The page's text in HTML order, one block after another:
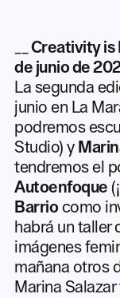
Creativity is
de junio de
La segunda
junio en La
podremos
Studio) y
tendremos el
Autoenfoque
Barriocomo
habrá un taller
imágenes
mañana otros
Marina